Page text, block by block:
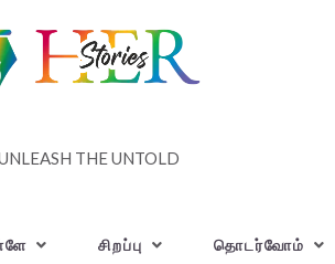
THE UNTOLD
சிறப்பு தொடர்வோம்